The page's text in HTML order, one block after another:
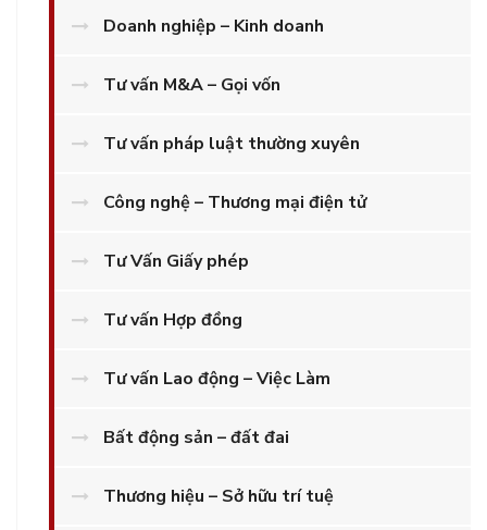
Doanh nghiệp – Kinh doanh
Tư vấn M&A – Gọi vốn
Tư vấn pháp luật thường xuyên
Công nghệ – Thương mại điện tử
Tư Vấn Giấy phép
Tư vấn Hợp đồng
Tư vấn Lao động – Việc Làm
Bất động sản – đất đai
Thương hiệu – Sở hữu trí tuệ